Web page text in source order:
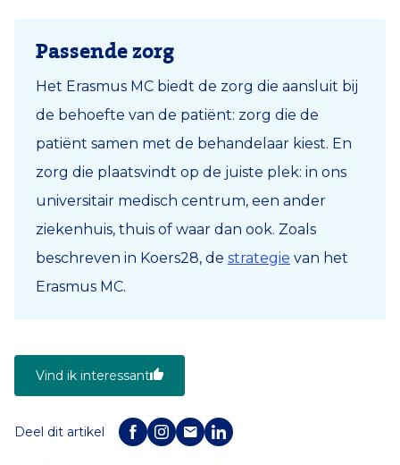
Passende zorg
Het Erasmus MC biedt de zorg die aansluit bij
de behoefte van de patiënt: zorg die de
patiënt samen met de behandelaar kiest. En
zorg die plaatsvindt op de juiste plek: in ons
universitair medisch centrum, een ander
ziekenhuis, thuis of waar dan ook. Zoals
beschreven in Koers28, de strategie van het
Erasmus MC.
Vind ik interessant
Deel dit artikel